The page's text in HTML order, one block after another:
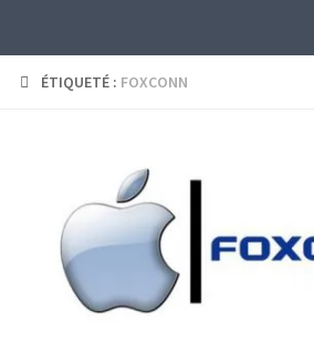
ÉTIQUETÉ : FOXCONN